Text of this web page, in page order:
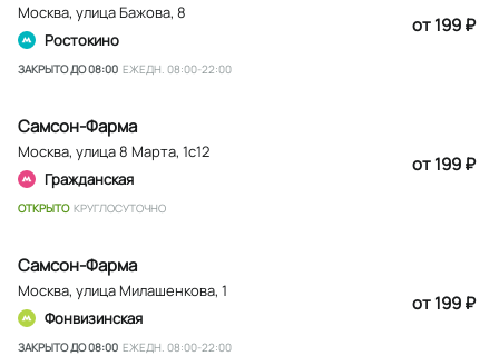
Москва, улица Бажова, 8
Ростокино
ЗАКРЫТО ДО 08:00 ЕЖЕДН. 08:00-22:00
от 199 ₽
Самсон-Фарма
Москва, улица 8 Марта, 1с12
Гражданская
ОТКРЫТО КРУГЛОСУТОЧНО
от 199 ₽
Самсон-Фарма
Москва, улица Милашенкова, 1
Фонвизинская
ЗАКРЫТО ДО 08:00 ЕЖЕДН. 08:00-22:00
от 199 ₽